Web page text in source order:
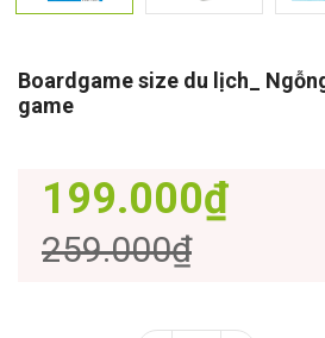
Boardgame size du lịch_
game
199.000₫
259.000₫